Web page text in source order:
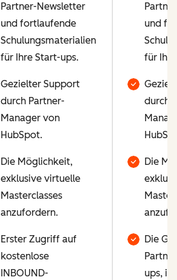
Partner-Newsletter
und fortlaufende
Schulungsmaterialien
für Ihre Start-ups.
Gezielter Support
durch Partner-
Manager von
HubSpot.
Die Möglichkeit,
exklusive virtuelle
Masterclasses
anzufordern.
Erster Zugriff auf
kostenlose
INBOUND-
und
für
durch
Die
Die
ups, in